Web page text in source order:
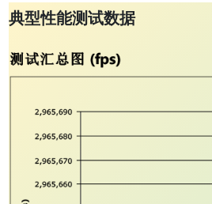
典型性能测试数据